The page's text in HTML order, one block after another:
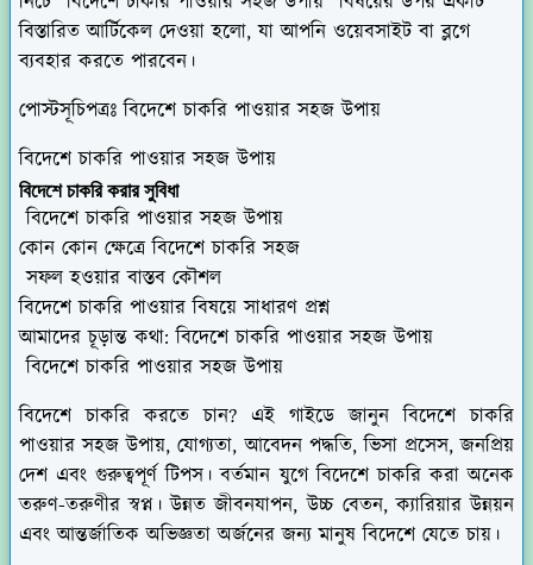
বিস্তারিত আর্টিকেল দেওয়া হলো, যা আপনি ওয়েবসাইট বা ব্লগে
ব্যবহার করতে পারবেন।
পোস্টসূচিপত্রঃ বিদেশে চাকরি পাওয়ার সহজ উপায়
বিদেশে চাকরি পাওয়ার সহজ উপায়
বিদেশে চাকরি করার সুবিধা
বিদেশে চাকরি পাওয়ার সহজ উপায়
কোন কোন ক্ষেত্রে বিদেশে চাকরি সহজ
সফল হওয়ার বাস্তব কৌশল
বিদেশে চাকরি পাওয়ার বিষয়ে সাধারণ প্রশ্ন
আমাদের চূড়ান্ত কথা: বিদেশে চাকরি পাওয়ার সহজ উপায়
বিদেশে চাকরি পাওয়ার সহজ উপায়
বিদেশে চাকরি করতে চান? এই গাইডে জানুন বিদেশে চাকরি
পাওয়ার সহজ উপায়, যোগ্যতা, আবেদন পদ্ধতি, ভিসা প্রসেস, জনপ্রিয়
দেশ এবং গুরুত্বপূর্ণ টিপস। বর্তমান যুগে বিদেশে চাকরি করা অনেক
তরুণ-তরুণীর স্বপ্ন। উন্নত জীবনযাপন, উচ্চ বেতন, ক্যারিয়ার উন্নয়ন
এবং আন্তর্জাতিক অভিজ্ঞতা অর্জনের জন্য মানুষ বিদেশে যেতে চায়।